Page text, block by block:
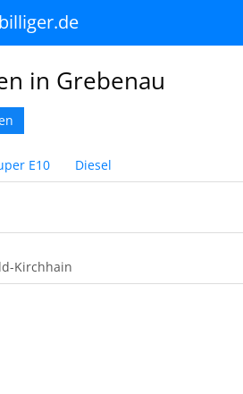
in Grebenau
E10 Diesel
Kirchhain